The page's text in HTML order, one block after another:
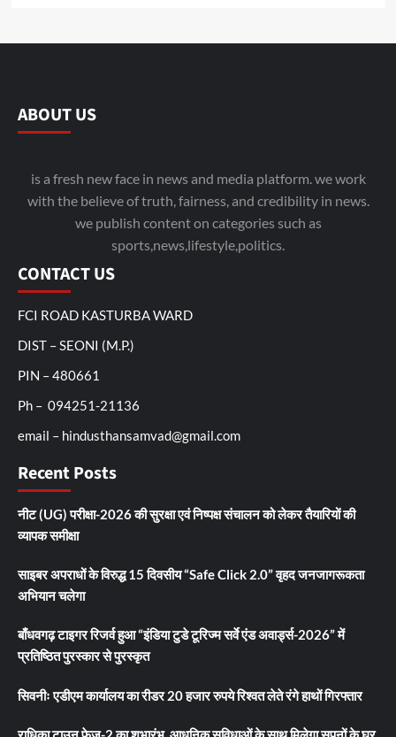
ABOUT US
is a fresh new face in news and media platform. we work
with the believe of truth, fairness, and credibility in news.
we publish content on categories such as
sports,news,lifestyle,politics.
CONTACT US
FCI ROAD KASTURBA WARD
DIST – SEONI (M.P.)
PIN – 480661
Ph – 094251-21136
email – hindusthansamvad@gmail.com
Recent Posts
नीट (UG) परीक्षा-2026 की सुरक्षा एवं निष्पक्ष संचालन को लेकर तैयारियों की
व्यापक समीक्षा
साइबर अपराधों के विरुद्ध 15 दिवसीय “Safe Click 2.0” वृहद जनजागरूकता
अभियान चलेगा
बाँधवगढ़ टाइगर रिजर्व हुआ “इंडिया टुडे टूरिज्म सर्वे एंड अवार्ड्स-2026” में
प्रतिष्ठित पुरस्कार से पुरस्कृत
सिवनीः एडीएम कार्यालय का रीडर 20 हजार रुपये रिश्वत लेते रंगे हाथों गिरफ्तार